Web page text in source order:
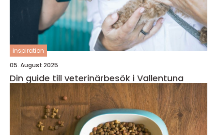
inspiration
05. August 2025
Din guide till veterinärbesök i Vallentuna